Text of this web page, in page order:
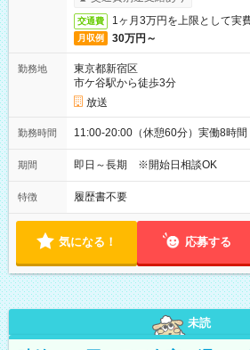
交通費 1ヶ月3万円を上限として実
月収例 30万円～
勤務地
東京都新宿区
市ケ谷駅から徒歩3分
放送
勤務時間 11:00-20:00（休憩60分）実働8時間
期間 即日～長期 ※開始日相談OK
特徴 履歴書不要
気になる！ 応募する
未読